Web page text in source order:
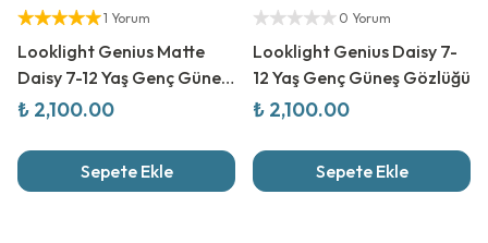
1 Yorum
Looklight Genius Matte
Daisy 7-12 Yaş Genç Güneş
Gözlüğü
₺ 2,100.00
Sepete Ekle
0 Yorum
Looklight Genius Daisy 7-
12 Yaş Genç Güneş Gözlüğü
₺ 2,100.00
Sepete Ekle